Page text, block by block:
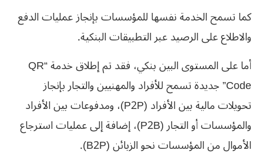
كما تسمح الخدمة نفسها للمؤسسات بإنجاز عمليات الدفع
والاطلاع على الرصيد عبر التطبيقات البنكية.
أما على المستوى البين بنكي، فقد تم إطلاق خدمة “QR
Code” جديدة تسمح للأفراد والمهنيين والتجار بإنجاز
تحويلات مالية بين الأفراد (P2P)، ومدفوعات بين الأفراد
والمؤسسات أو التجار (P2B)، إضافة إلى عمليات استرجاع
الأموال من المؤسسات نحو الزبائن (B2P).